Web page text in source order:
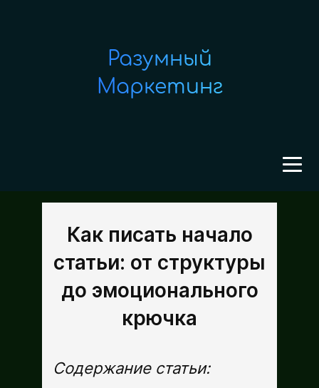
Разумный
Маркетинг
Как писать начало
статьи: от структуры
до эмоционального
крючка
Содержание статьи: